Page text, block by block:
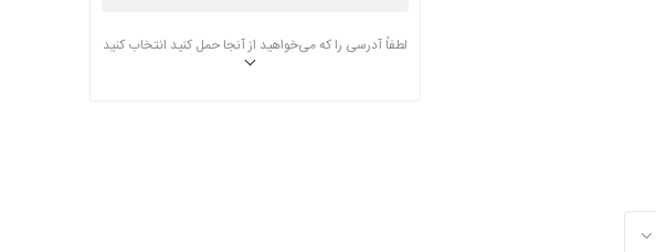
لطفاً آدرسی را که می‌خواهید از آنجا حمل کنید انتخاب کنید